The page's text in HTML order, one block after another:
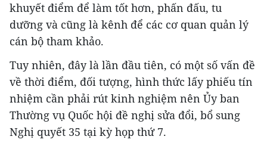
khuyết điểm để làm tốt hơn, phấn đấu, tu
dưỡng và cũng là kênh để các cơ quan quản lý
cán bộ tham khảo.
Tuy nhiên, đây là lần đầu tiên, có một số vấn đề
về thời điểm, đối tượng, hình thức lấy phiếu tín
nhiệm cần phải rút kinh nghiệm nên Ủy ban
Thường vụ Quốc hội đề nghị sửa đổi, bổ sung
Nghị quyết 35 tại kỳ họp thứ 7.